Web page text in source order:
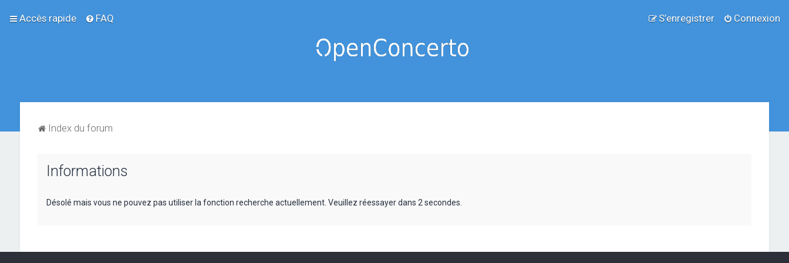
Accès rapide FAQ Connexion
S’enregistrer
Index du forum
Informations
Désolé mais vous ne pouvez pas utiliser la fonction recherche actuellement. Veuillez réessayer dans 2 secondes.